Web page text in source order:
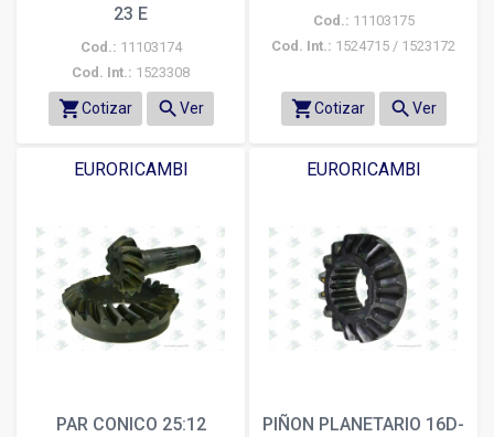
23 E
Cod.: 11103174
Cod. Int.: 1523308
shopping_cartCotizar search Ver
Cod.: 11103175
Cod. Int.: 1524715 / 1523172
shopping_cartCotizar search Ver
EURORICAMBI
PAR CONICO 25:12
EURORICAMBI
PIÑON PLANETARIO 16D-